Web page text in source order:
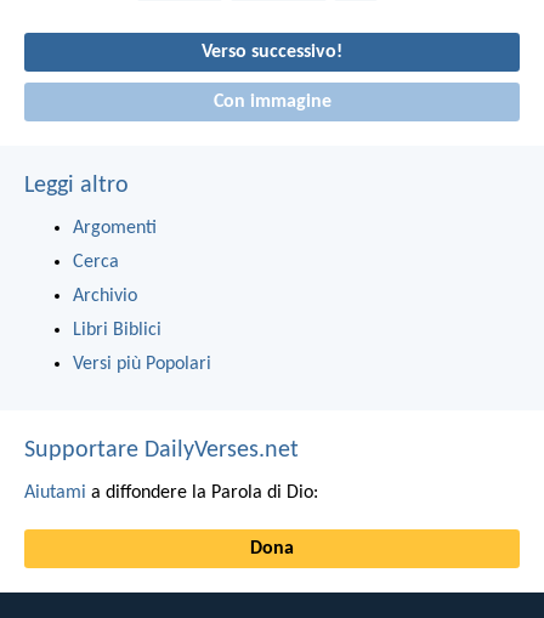
Verso successivo!
Con immagine
Leggi altro
Argomenti
Cerca
Archivio
Libri Biblici
Versi più Popolari
Supportare DailyVerses.net
Aiutami a diffondere la Parola di Dio:
Dona